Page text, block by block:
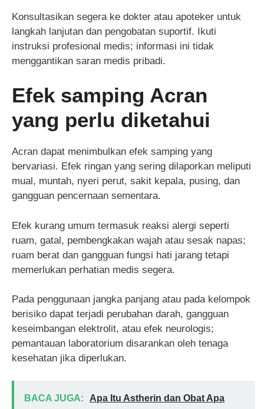
Konsultasikan segera ke dokter atau apoteker untuk
langkah lanjutan dan pengobatan suportif. Ikuti
instruksi profesional medis; informasi ini tidak
menggantikan saran medis pribadi.
Efek samping Acran
yang perlu diketahui
Acran dapat menimbulkan efek samping yang
bervariasi. Efek ringan yang sering dilaporkan meliputi
mual, muntah, nyeri perut, sakit kepala, pusing, dan
gangguan pencernaan sementara.
Efek kurang umum termasuk reaksi alergi seperti
ruam, gatal, pembengkakan wajah atau sesak napas;
ruam berat dan gangguan fungsi hati jarang tetapi
memerlukan perhatian medis segera.
Pada penggunaan jangka panjang atau pada kelompok
berisiko dapat terjadi perubahan darah, gangguan
keseimbangan elektrolit, atau efek neurologis;
pemantauan laboratorium disarankan oleh tenaga
kesehatan jika diperlukan.
BACA JUGA:
Apa Itu Astherin dan Obat Apa